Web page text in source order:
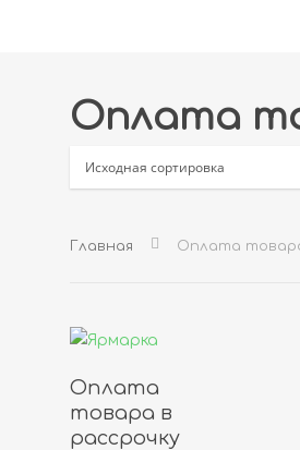
Нажмите Enter для поиска
Оплата
Главная Оплата
Оплата
товара в
рассрочку